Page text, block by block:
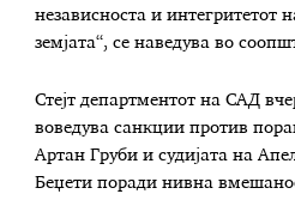
независноста и интегритетот
земјата“, се наведува во
Стејт департментот на САД
воведува санкции против
Артан Груби и судијата на
Беџети поради нивна